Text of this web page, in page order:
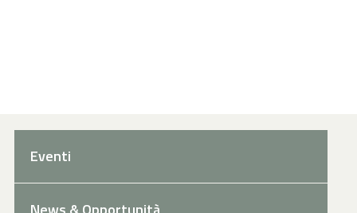
Eventi